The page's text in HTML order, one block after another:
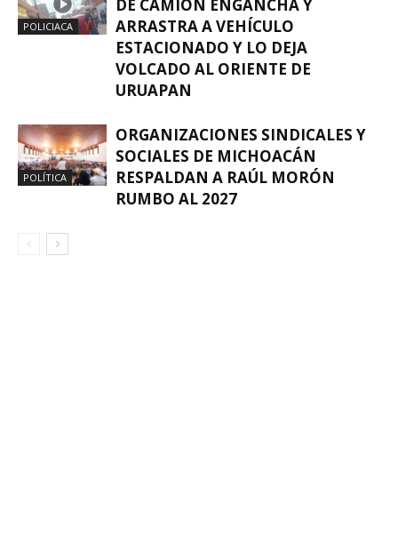
POLICIACA
DE CAMIÓN ENGANCHA Y
ARRASTRA A VEHÍCULO
ESTACIONADO Y LO DEJA
VOLCADO AL ORIENTE DE
URUAPAN
POLÍTICA
ORGANIZACIONES SINDICALES Y
SOCIALES DE MICHOACÁN
RESPALDAN A RAÚL MORÓN
RUMBO AL 2027